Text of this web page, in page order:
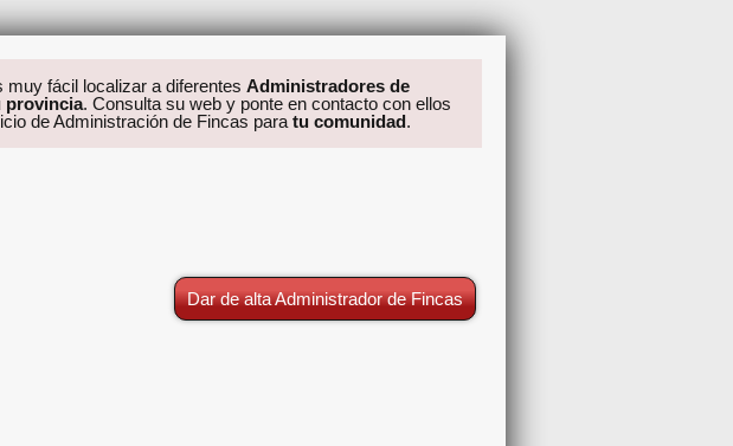
fácil localizar a diferentes Administradores de
provincia. Consulta su web y ponte en contacto con ellos
de Administración de Fincas para tu comunidad.
Dar de alta Administrador de Fincas